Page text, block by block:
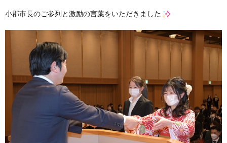
小郡市長のご参列と激励の言葉をいただきました